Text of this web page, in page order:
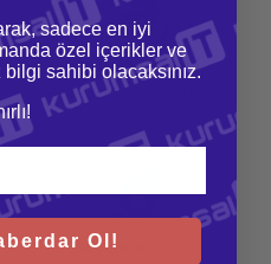
İade ve Değişim
Kolay iade ve değişim imkanı
Güvenli Alışveriş
sadece en iyi
özel içerikler ve
sahibi olacaksınız.
Ol!